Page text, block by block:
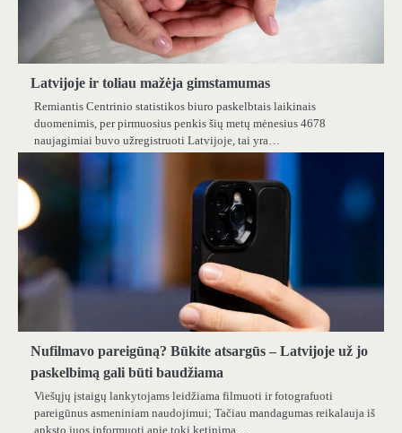
Latvijoje ir toliau mažėja gimstamumas
Remiantis Centrinio statistikos biuro paskelbtais laikinais
duomenimis, per pirmuosius penkis šių metų mėnesius 4678
naujagimiai buvo užregistruoti Latvijoje, tai yra…
Nufilmavo pareigūną? Būkite atsargūs – Latvijoje už jo
paskelbimą gali būti baudžiama
Viešųjų įstaigų lankytojams leidžiama filmuoti ir fotografuoti
pareigūnus asmeniniam naudojimui; Tačiau mandagumas reikalauja iš
anksto juos informuoti apie tokį ketinimą,…